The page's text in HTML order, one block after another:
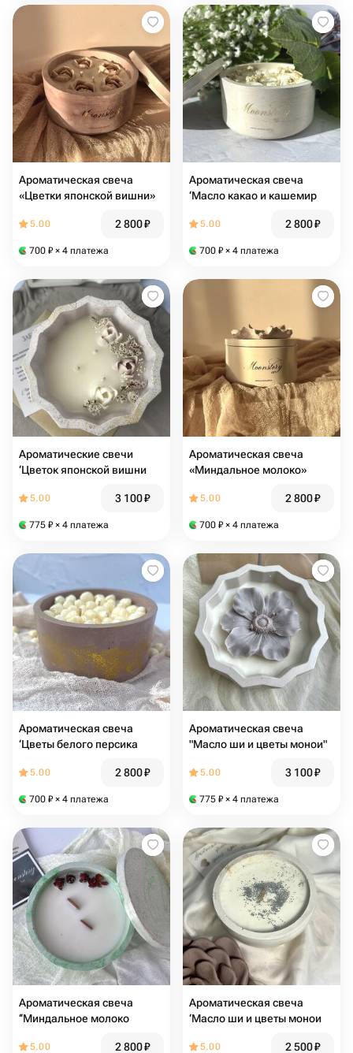
Ароматическая свеча
«Цветки японской вишни»
5.00 2 800₽
700 ₽ × 4 платежа
Ароматическая свеча
‘Масло какао и кашемир
5.00 2 800₽
700 ₽ × 4 платежа
Ароматические свечи
‘Цветок японской вишни
5.00 3 100₽
775 ₽ × 4 платежа
Ароматическая свеча
«Миндальное молоко»
5.00 2 800₽
700 ₽ × 4 платежа
Ароматическая свеча
‘Цветы белого персика
5.00 2 800₽
700 ₽ × 4 платежа
Ароматическая свеча
"Масло ши и цветы монои"
5.00 3 100₽
775 ₽ × 4 платежа
Ароматическая свеча
‘‘Миндальное молоко
5.00 2 800₽
Ароматическая свеча
‘Масло ши и цветы монои
5.00 2 500₽